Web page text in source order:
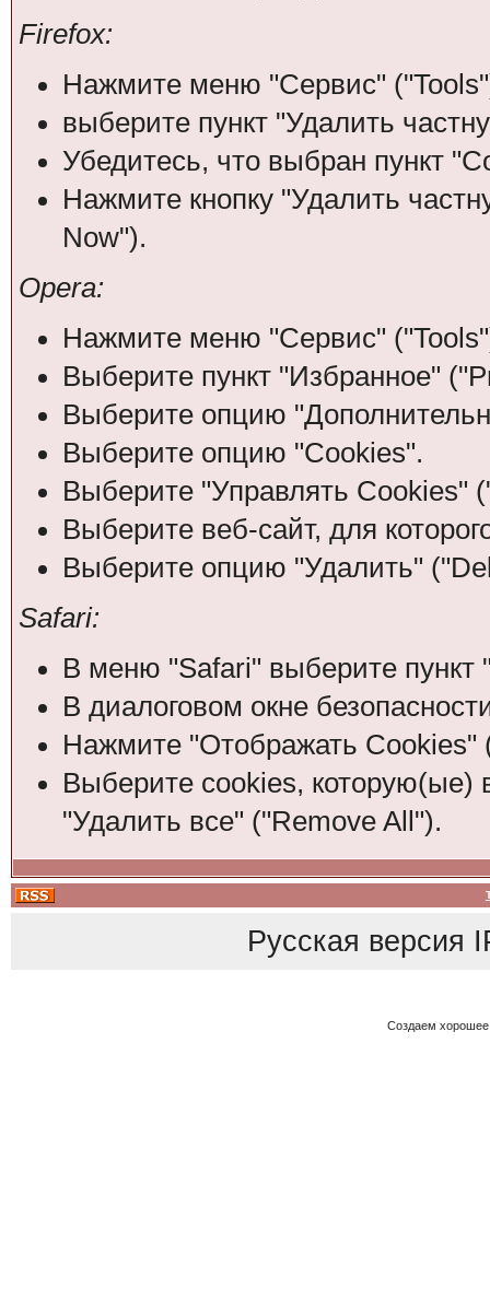
Firefox:
Нажмите меню "Сервис"
выберите пункт "Удалить
Убедитесь, что выбран пункт
Нажмите кнопку "Удалить
Now").
Opera:
Нажмите меню "Сервис"
Выберите пункт "Избранное"
Выберите опцию
Выберите опцию "Cookies".
Выберите "Управлять Cookies"
Выберите веб-сайт, для
Выберите опцию "Удалить"
Safari:
В меню "Safari" выберите пункт
В диалоговом окне
Нажмите "Отображать Cookies"
Выберите cookies, которую(ые)
"Удалить все" ("Remove All").
Русская версия
Создаем